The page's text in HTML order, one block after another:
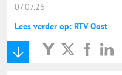
07.07.26
Lees verder op: RTV Oost